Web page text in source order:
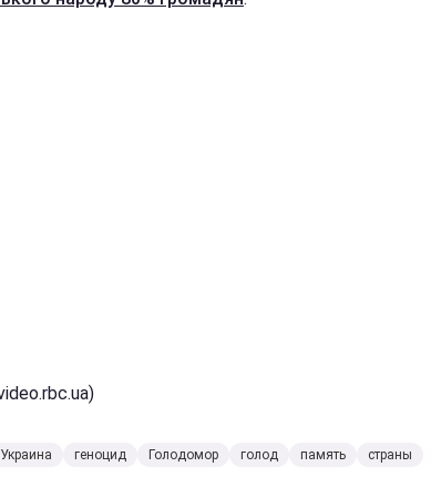
Украина геноцид Голодомор голод память страны